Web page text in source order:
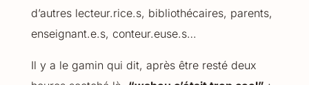
d’autres lecteur.rice.s, bibliothécaires, parents,
enseignant.e.s, conteur.euse.s…
Il y a le gamin qui dit, après être resté deux